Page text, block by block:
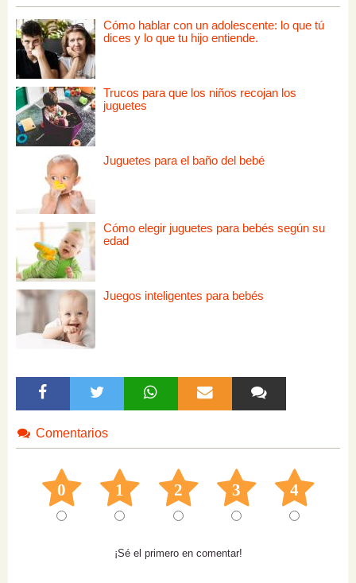
Cómo hablar con un adolescente: lo que tú
dices y lo que tu hijo entiende.
Trucos para que los niños recojan los
juguetes
Juguetes para el baño del bebé
Cómo elegir juguetes para bebés según su
edad
Juegos inteligentes para bebés
Comentarios
0 1 2 3 4
¡Sé el primero en comentar!